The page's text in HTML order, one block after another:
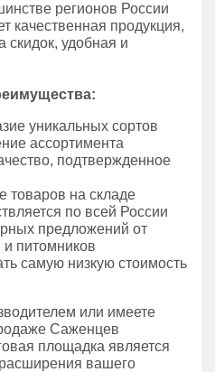
регионов России
качественная продукция,
скидок, удобная и
уникальных сортов
ассортимента
подтвержденное
товаров на складе
по всей России
предложений от
питомников
самую низкую стоимость
или имеете
Саженцев
площадка является
вашего